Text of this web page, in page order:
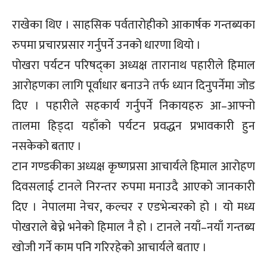
राखेका थिए । साहसिक पर्वतारोहीको आकार्षक गन्तब्यका
रुपमा प्रचारप्रसार गर्नुपर्ने उनको धारणा थियो ।
पोखरा पर्यटन परिषद्का अध्यक्ष तारानाथ पहारीले हिमाल
आरोहणका लागि पूर्वाधार बनाउने तर्फ ध्यान दिनुपर्नेमा जोड
दिए । पहारीले सहकार्य गर्नुपर्ने निकायहरु आ–आफ्नो
तालमा हिड्दा यहाँको पर्यटन प्रवद्धन प्रभावकारी हुन
नसकेको बताए ।
टान गण्डकीका अध्यक्ष कृष्णप्रसा आचार्यले हिमाल आरोहण
दिवसलाई टानले निरन्तर रुपमा मनाउदै आएको जानकारी
दिए । नेपालमा नेचर, कल्चर र एडभेन्चरको हो । यो मध्य
पोखराले बेच्ने भनेको हिमाल नै हो । टानले नयाँ–नयाँ गन्तब्य
खोजी गर्ने काम पनि गरिरहेको आचार्यले बताए ।